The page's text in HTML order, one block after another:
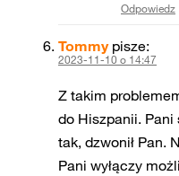
Odpowiedz
Tommy pisze:
2023-11-10 o 14:47
Z takim
do Hiszpanii. Pani
tak, dzwonił Pan.
Pani wyłączy